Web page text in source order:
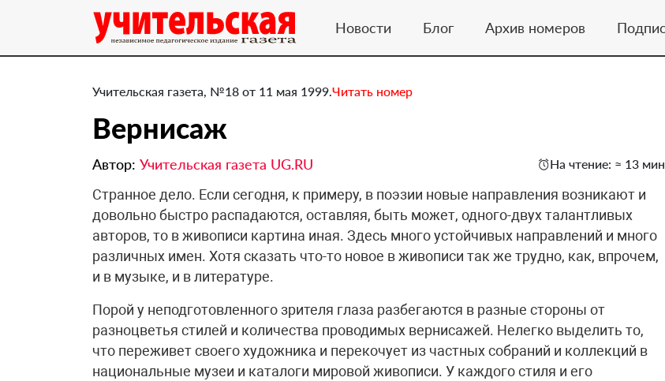
Новости Блог Архив номеров
Учительская газета, №18 от 11 мая 1999.Читать номер
Вернисаж
Автор: Учительская газета UG.RU На чтение: ≈ 13
Странное дело. Если сегодня, к примеру, в поэзии новые направления возникают и
довольно быстро распадаются, оставляя, быть может, одного-двух талантливых
авторов, то в живописи картина иная. Здесь много устойчивых направлений и много
различных имен. Хотя сказать что-то новое в живописи так же трудно, как, впрочем,
и в музыке, и в литературе.
Порой у неподготовленного зрителя глаза разбегаются в разные стороны от
разноцветья стилей и количества проводимых вернисажей. Нелегко выделить то,
что переживет своего художника и перекочует из частных собраний и коллекций в
национальные музеи и каталоги мировой живописи. У каждого стиля и его